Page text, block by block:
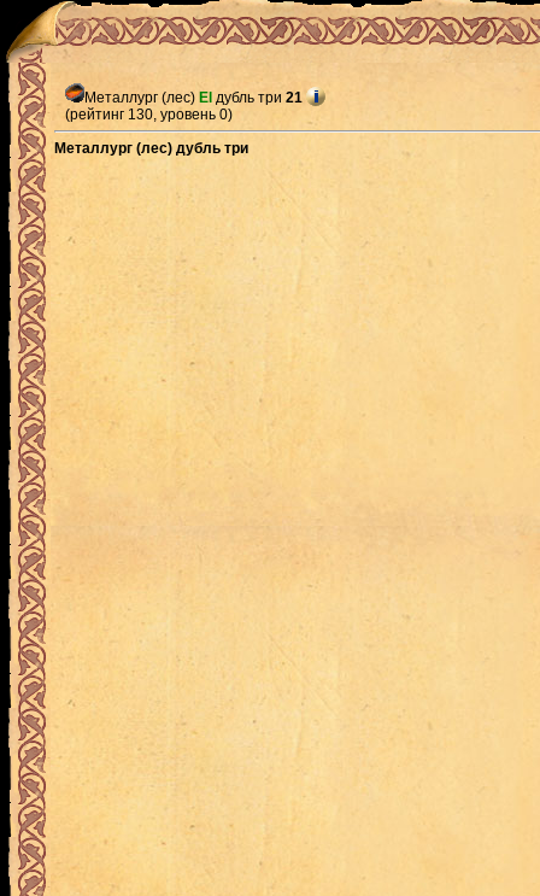
Металлург (лес) El дубль три 21
(рейтинг 130, уровень 0)
Металлург (лес) дубль три